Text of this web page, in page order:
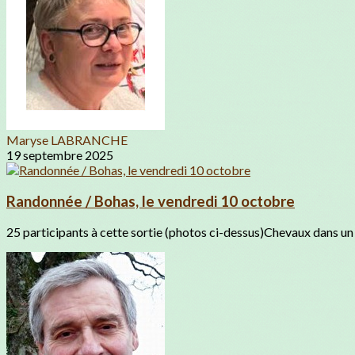
Maryse LABRANCHE
19 septembre 2025
Randonnée / Bohas, le vendredi 10 octobre
25 participants à cette sortie (photos ci-dessus)Chevaux dans